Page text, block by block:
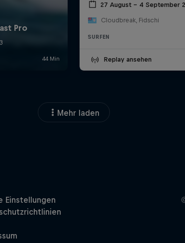
27 August – 4 September
Cloudbreak, Fidschi
SURFEN
Replay ansehen
Mehr laden